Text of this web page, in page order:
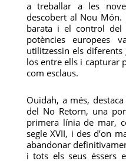
a treballar a les
descobert al Nou Món.
barata i el control del
potències europees
utilitzessin els
los entre ells i capturar
com esclaus.
Ouidah, a més,
del No Retorn, una
primera línia de mar,
segle XVII, i des d’on
abandonar
i tots els seus éssers